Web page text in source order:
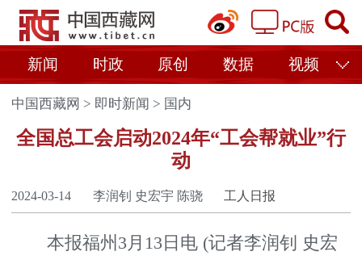
新闻 时政 原创 数据 视频
中国西藏网 > 即时新闻 > 国内
全国总工会启动2024年“工会帮就业”行
动
2024-03-14 李润钊 史宏宇 陈骁 工人日报
本报福州3月13日电 (记者李润钊 史宏